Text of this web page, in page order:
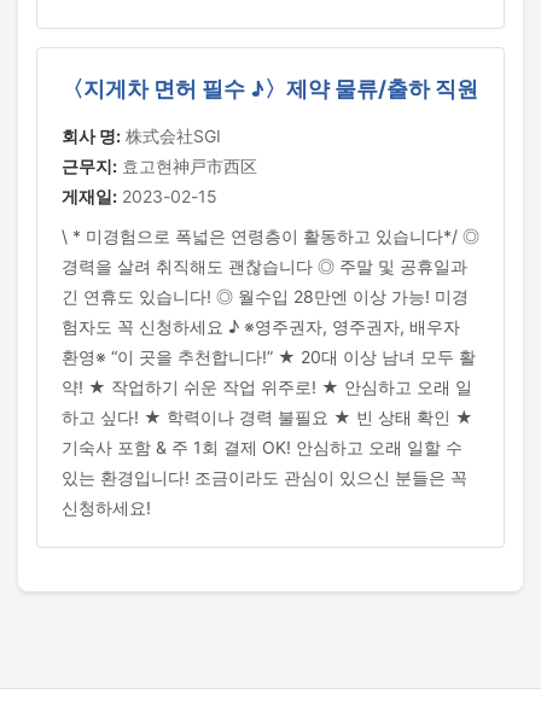
〈지게차 면허 필수 ♪〉제약 물류/출하 직원
회사 명: 株式会社SGI
근무지: 효고현神戸市西区
게재일: 2023-02-15
\ * 미경험으로 폭넓은 연령층이 활동하고 있습니다*/ ◎
경력을 살려 취직해도 괜찮습니다 ◎ 주말 및 공휴일과
긴 연휴도 있습니다! ◎ 월수입 28만엔 이상 가능! 미경
험자도 꼭 신청하세요 ♪ ※영주권자, 영주권자, 배우자
환영※ “이 곳을 추천합니다!” ★ 20대 이상 남녀 모두 활
약! ★ 작업하기 쉬운 작업 위주로! ★ 안심하고 오래 일
하고 싶다! ★ 학력이나 경력 불필요 ★ 빈 상태 확인 ★
기숙사 포함 & 주 1회 결제 OK! 안심하고 오래 일할 수
있는 환경입니다! 조금이라도 관심이 있으신 분들은 꼭
신청하세요!